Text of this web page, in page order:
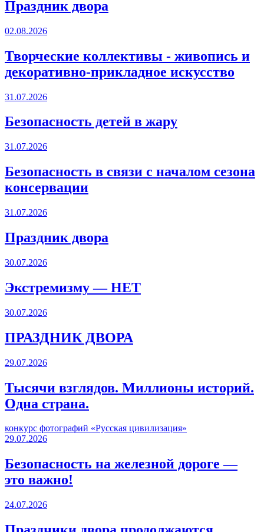
Праздник двора
02.08.2026
Творческие коллективы - живопись и
декоративно-прикладное искусство
31.07.2026
Безопасность детей в жару
31.07.2026
Безопасность в связи с началом сезона
консервации
31.07.2026
Праздник двора
30.07.2026
Экстремизму — НЕТ
30.07.2026
ПРАЗДНИК ДВОРА️
29.07.2026
Тысячи взглядов. Миллионы историй.
Одна страна.
конкурс фотографий «Русская цивилизация»
29.07.2026
Безопасность на железной дороге —
это важно!
24.07.2026